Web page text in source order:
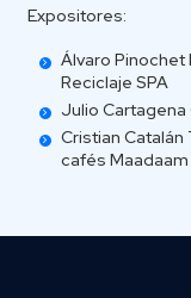
Expositores:
Álvaro Pinochet
Reciclaje SPA
Julio
Cristian
cafés Maadaam